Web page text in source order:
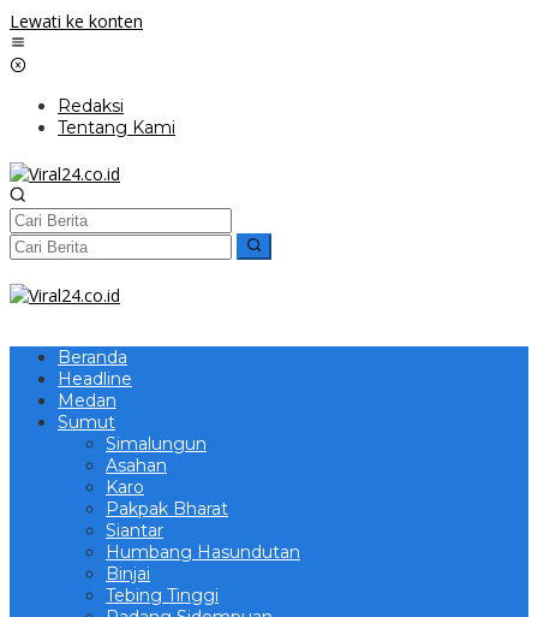
Lewati ke konten
Redaksi
Tentang Kami
Beranda
Headline
Medan
Sumut
Simalungun
Asahan
Karo
Pakpak Bharat
Siantar
Humbang Hasundutan
Binjai
Tebing Tinggi